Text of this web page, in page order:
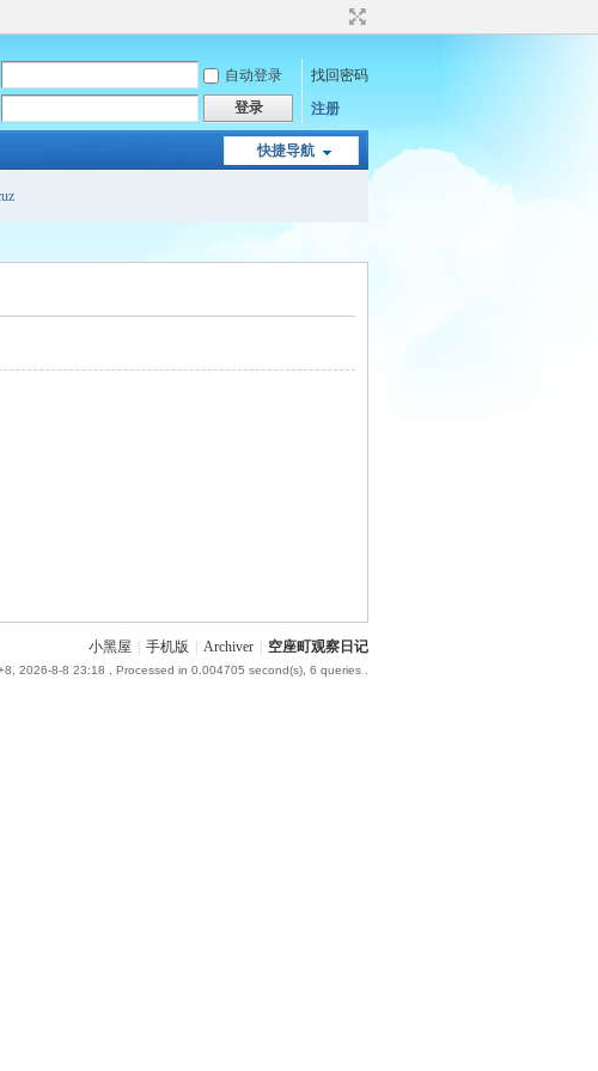
自动登录
找回密码
登录 注册
快捷导航
小黑屋 手机版 Archiver 空座町观察日记
2026-8-8 23:18 , Processed in 0.004705 second(s), 6 queries .